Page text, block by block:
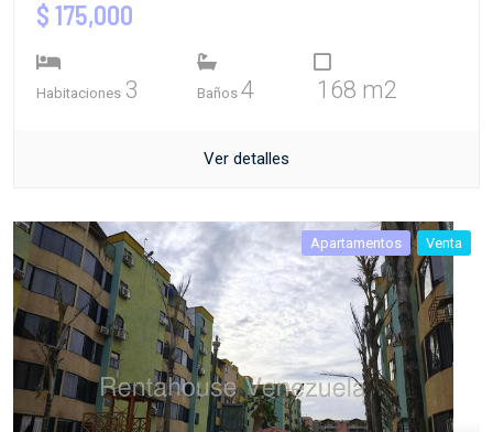
$ 175,000
Habitaciones 3 Baños 4 168 m2
Ver detalles
Apartamentos Venta